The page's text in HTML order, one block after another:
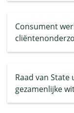
Consument
Raad van
gezamenlijke